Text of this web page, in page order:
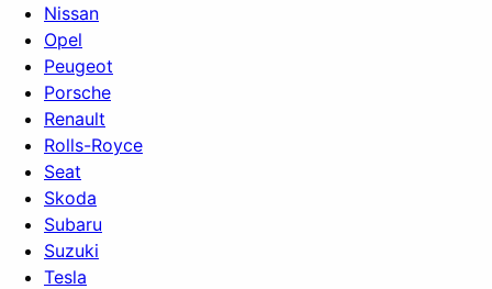
Nissan
Opel
Peugeot
Porsche
Renault
Rolls-Royce
Seat
Skoda
Subaru
Suzuki
Tesla